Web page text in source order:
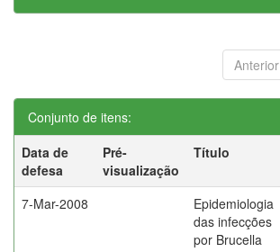
Anterior
Conjunto de itens:
Data de
defesa
Pré-
visualização
Título
7-Mar-2008
Epidemiologia
das infecções
por Brucella